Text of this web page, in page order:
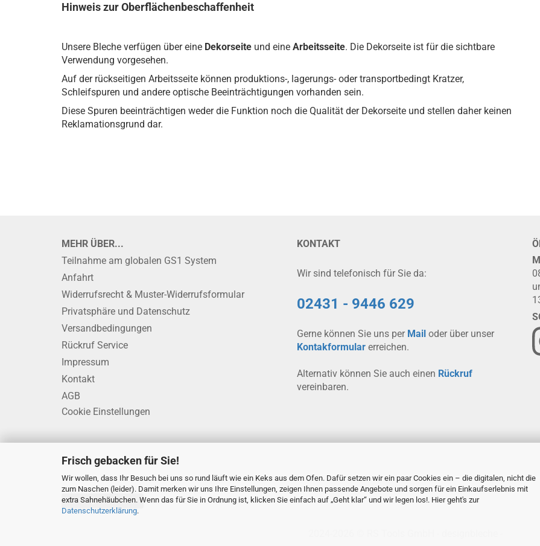
Frisch gebacken für Sie!
Wir wollen, dass Ihr Besuch bei uns so rund läuft wie ein Keks aus dem Ofen. Dafür setzen wir ein paar Cookies ein – die digitalen, nicht die
zum Naschen (leider). Damit merken wir uns Ihre Einstellungen, zeigen Ihnen passende Angebote und sorgen für ein Einkaufserlebnis mit
extra Sahnehäubchen. Wenn das für Sie in Ordnung ist, klicken Sie einfach auf „Geht klar“ und wir legen los!. Hier geht's zur
Datenschutzerklärung.
Hinweis zur Oberflächenbeschaffenheit
Unsere Bleche verfügen über eine Dekorseite und eine Arbeitsseite. Die Dekorseite ist für die sichtbare
Verwendung vorgesehen.
Auf der rückseitigen Arbeitsseite können produktions-, lagerungs- oder transportbedingt Kratzer,
Schleifspuren und andere optische Beeinträchtigungen vorhanden sein.
Diese Spuren beeinträchtigen weder die Funktion noch die Qualität der Dekorseite und stellen daher keinen
Reklamationsgrund dar.
MEHR ÜBER...
Teilnahme am globalen GS1 System
Anfahrt
Widerrufsrecht & Muster-Widerrufsformular
Privatsphäre und Datenschutz
Versandbedingungen
Rückruf Service
Impressum
Kontakt
AGB
Cookie Einstellungen
KONTAKT
Wir sind telefonisch für Sie da:
02431 - 9446 629
Gerne können Sie uns per Mail oder über unser
Kontakformular erreichen.
Alternativ können Sie auch einen Rückruf
vereinbaren.
Vertrag widerrufen